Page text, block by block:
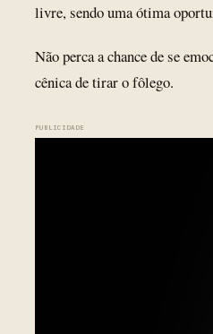
livre, sendo uma ótima
Não perca a chance de se
cênica de tirar o fôlego.
PUBLICIDADE